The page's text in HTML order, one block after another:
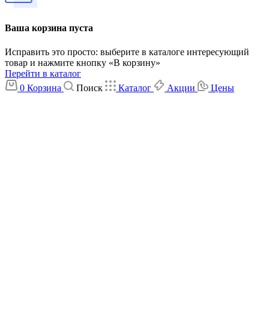
Ваша корзина пуста
Исправить это просто: выберите в каталоге интересующий
товар и нажмите кнопку «В корзину»
Перейти в каталог
0 Корзина Поиск Каталог Акции Цены